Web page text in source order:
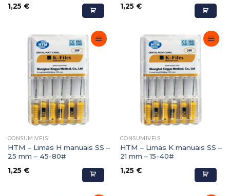
1,25 €
1,25 €
Adicionar
Favoritos
CONSUMÍVEIS
HTM – Limas H manuais SS –
25 mm – 45-80#
1,25 €
Adicionar
Favoritos
CONSUMÍVEIS
HTM – Limas K manuais SS –
21 mm – 15-40#
1,25 €